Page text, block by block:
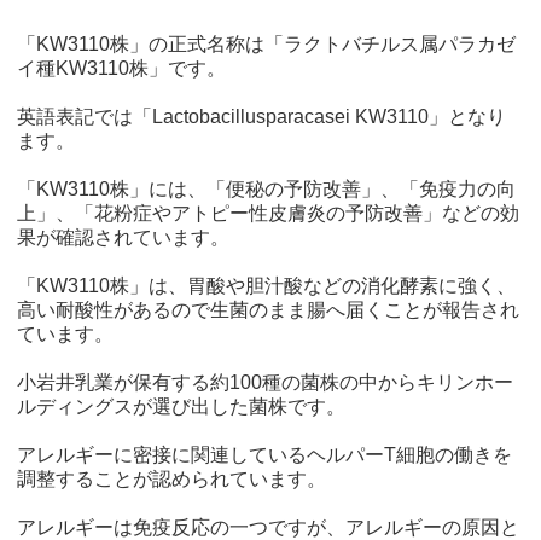
「KW3110株」の正式名称は「ラクトバチルス属パラカゼ
イ種KW3110株」です。
英語表記では「Lactobacillusparacasei KW3110」となり
ます。
「KW3110株」には、「便秘の予防改善」、「免疫力の向
上」、「花粉症やアトピー性皮膚炎の予防改善」などの効
果が確認されています。
「KW3110株」は、胃酸や胆汁酸などの消化酵素に強く、
高い耐酸性があるので生菌のまま腸へ届くことが報告され
ています。
小岩井乳業が保有する約100種の菌株の中からキリンホー
ルディングスが選び出した菌株です。
アレルギーに密接に関連しているヘルパーT細胞の働きを
調整することが認められています。
アレルギーは免疫反応の一つですが、アレルギーの原因と